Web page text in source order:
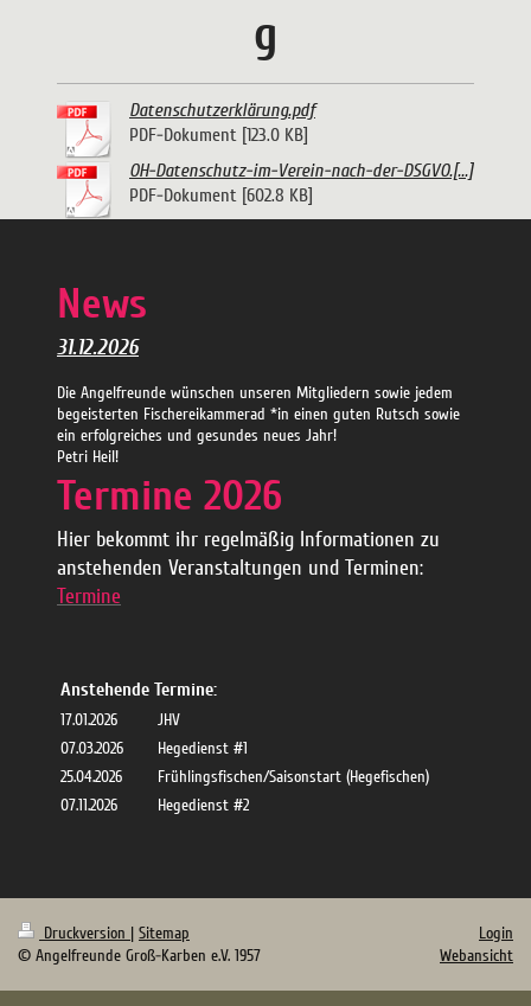
g
Datenschutzerklärung.pdf
PDF-Dokument [123.0 KB]
OH-Datenschutz-im-Verein-nach-der-DSGVO.[...]
PDF-Dokument [602.8 KB]
News
31.12.2026
Die Angelfreunde wünschen unseren Mitgliedern sowie jedem
begeisterten Fischereikammerad *in einen guten Rutsch sowie
ein erfolgreiches und gesundes neues Jahr!
Petri Heil!
Termine 2026
Hier bekommt ihr regelmäßig Informationen zu
anstehenden Veranstaltungen und Terminen:
Termine
Anstehende Termine:
17.01.2026
JHV
07.03.2026
Hegedienst #1
25.04.2026
Frühlingsfischen/Saisonstart (Hegefischen)
07.11.2026
Hegedienst #2
Druckversion | Sitemap
© Angelfreunde Groß-Karben e.V. 1957
Login
Webansicht